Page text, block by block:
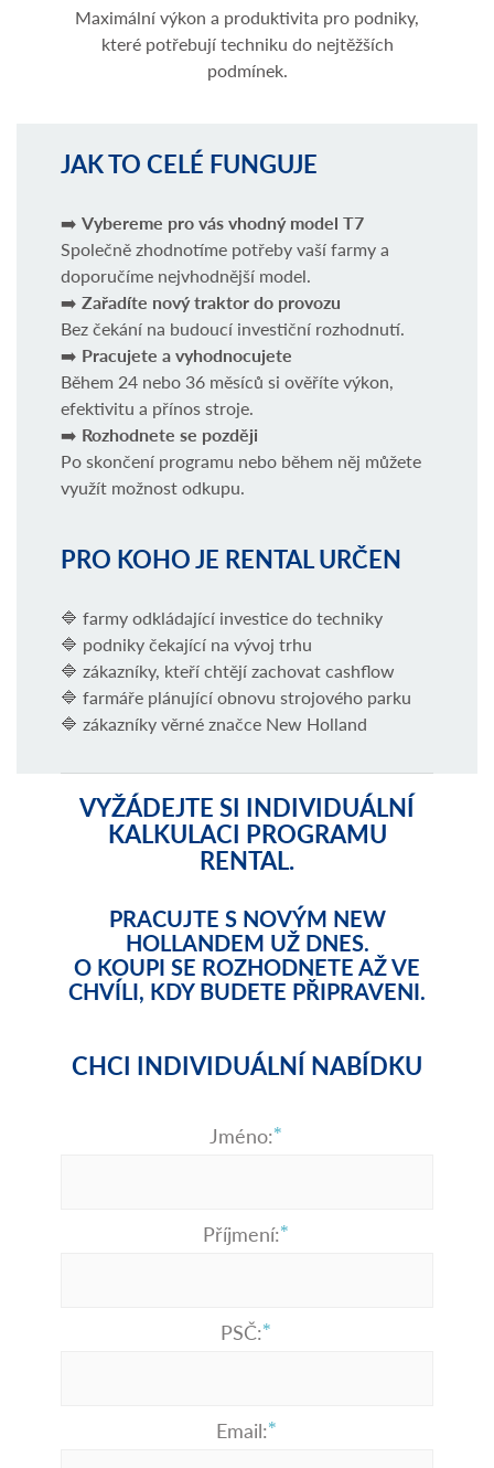
Maximální výkon a produktivita pro podniky,
které potřebují techniku do nejtěžších
podmínek.
JAK TO CELÉ FUNGUJE
➡️ Vybereme pro vás vhodný model T7
Společně zhodnotíme potřeby vaší farmy a
doporučíme nejvhodnější model.
➡️ Zařadíte nový traktor do provozu
Bez čekání na budoucí investiční rozhodnutí.
➡️ Pracujete a vyhodnocujete
Během 24 nebo 36 měsíců si ověříte výkon,
efektivitu a přínos stroje.
➡️ Rozhodnete se později
Po skončení programu nebo během něj můžete
využít možnost odkupu.
PRO KOHO JE RENTAL URČEN
🔷 farmy odkládající investice do techniky
🔷 podniky čekající na vývoj trhu
🔷 zákazníky, kteří chtějí zachovat cashflow
🔷 farmáře plánující obnovu strojového parku
🔷 zákazníky věrné značce New Holland
VYŽÁDEJTE SI INDIVIDUÁLNÍ
KALKULACI PROGRAMU
RENTAL.
PRACUJTE S NOVÝM NEW
HOLLANDEM UŽ DNES.
O KOUPI SE ROZHODNETE AŽ VE
CHVÍLI, KDY BUDETE PŘIPRAVENI.
CHCI INDIVIDUÁLNÍ NABÍDKU
Jméno:
Příjmení:
PSČ:
Email: